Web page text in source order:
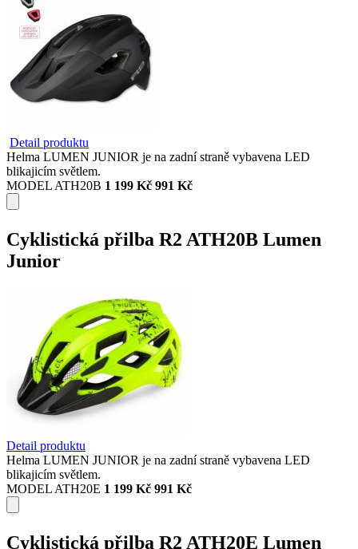
Detail produktu
Helma LUMEN JUNIOR je na zadní straně vybavena LED
blikajicím světlem.
MODEL ATH20B 1 199 Kč 991 Kč
Cyklistická přilba R2 ATH20B Lumen
Junior
Detail produktu
Helma LUMEN JUNIOR je na zadní straně vybavena LED
blikajicím světlem.
MODEL ATH20E 1 199 Kč 991 Kč
Cyklistická přilba R2 ATH20E Lumen